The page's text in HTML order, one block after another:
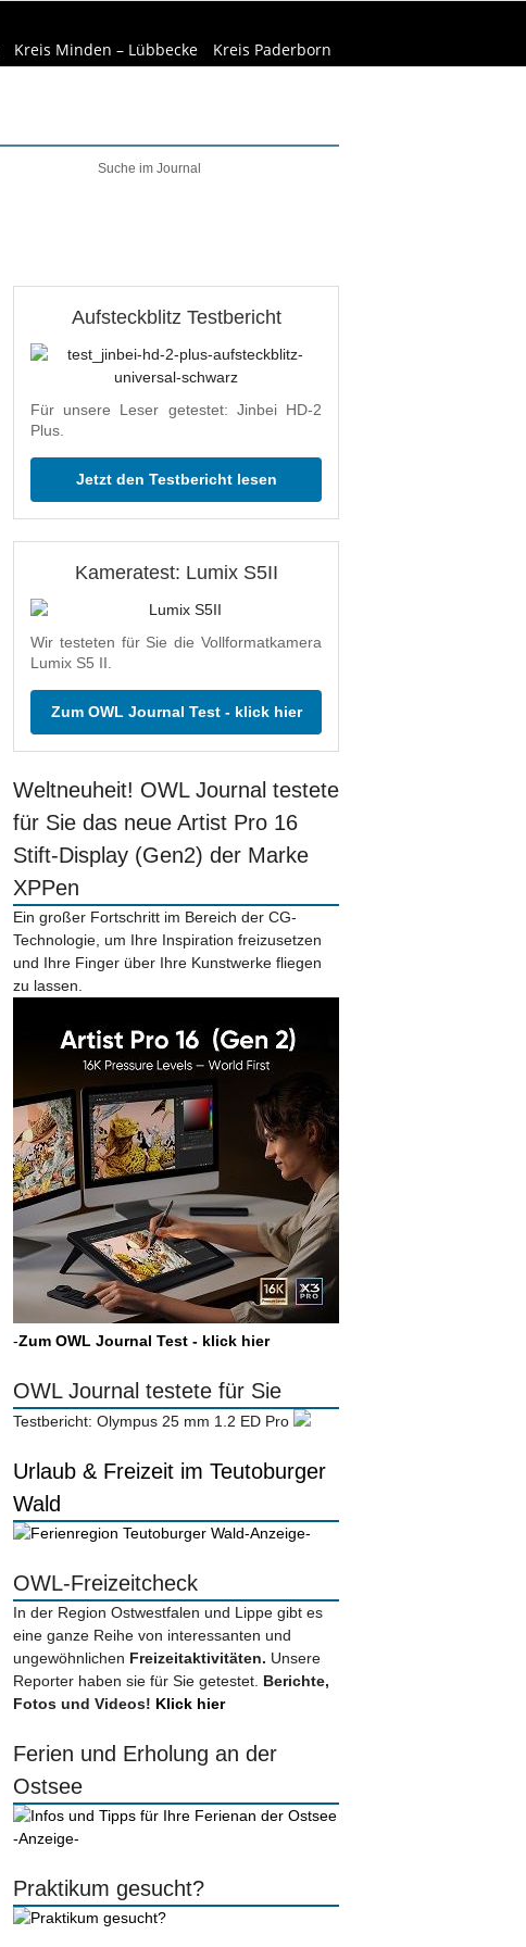
Kreis Minden – Lübbecke Kreis Paderborn
Aufsteckblitz Testbericht
Für unsere Leser getestet: Jinbei HD-2
Plus.
Jetzt den Testbericht lesen
Kameratest: Lumix S5II
Wir testeten für Sie die Vollformatkamera
Lumix S5 II.
Zum OWL Journal Test - klick hier
Weltneuheit! OWL Journal testete
für Sie das neue Artist Pro 16
Stift-Display (Gen2) der Marke
XPPen
Ein großer Fortschritt im Bereich der CG-
Technologie, um Ihre Inspiration freizusetzen
und Ihre Finger über Ihre Kunstwerke fliegen
zu lassen.
-Zum OWL Journal Test - klick hier
OWL Journal testete für Sie
Testbericht: Olympus 25 mm 1.2 ED Pro
Urlaub & Freizeit im Teutoburger
Wald
-Anzeige-
OWL-Freizeitcheck
In der Region Ostwestfalen und Lippe gibt es
eine ganze Reihe von interessanten und
ungewöhnlichen Freizeitaktivitäten. Unsere
Reporter haben sie für Sie getestet. Berichte,
Fotos und Videos! Klick hier
Ferien und Erholung an der
Ostsee
-Anzeige-
Praktikum gesucht?